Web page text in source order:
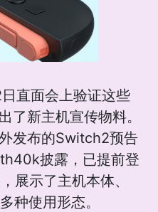
直面会上验证这些
了新主机宣传物料。
发布的Switch2预告
披露，已提前登
展示了主机本体、
种使用形态。